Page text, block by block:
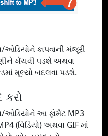
ઓડિયોને કાપવાની મંજૂરી
ખેંચવી પડશે અથવા
મૂલ્યો બદલવા પડશે.
કરો
ઓડિયોને આ ફોર્મેટ MP3
(વિડિયો) અથવા GIF માં